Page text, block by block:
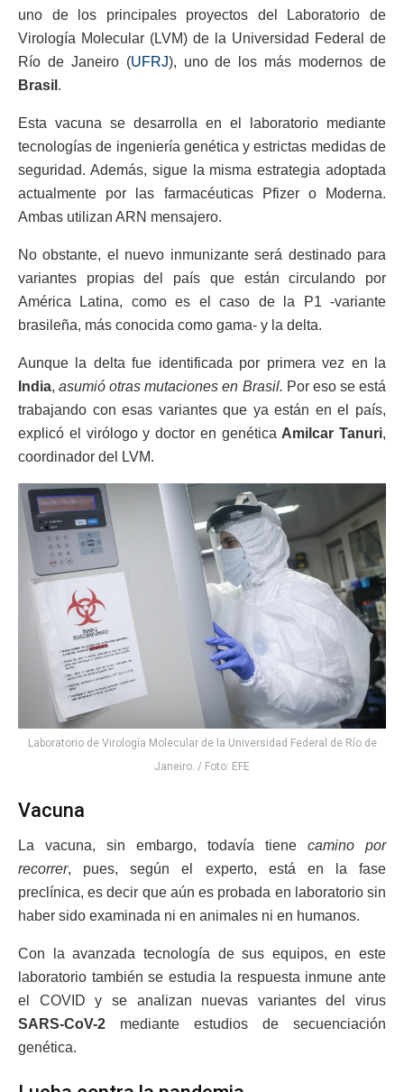
uno de los principales proyectos del Laboratorio de
Virología Molecular (LVM) de la Universidad Federal de
Río de Janeiro (UFRJ), uno de los más modernos de
Brasil .
Esta vacuna se desarrolla en el laboratorio mediante
tecnologías de ingeniería genética y estrictas medidas de
seguridad. Además, sigue la misma estrategia adoptada
actualmente por las farmacéuticas Pfizer o Moderna.
Ambas utilizan ARN mensajero.
No obstante, el nuevo inmunizante será destinado para
variantes propias del país que están circulando por
América Latina, como es el caso de la P1 -variante
brasileña, más conocida como gama- y la delta.
Aunque la delta fue identificada por primera vez en la
India,asumió otras mutaciones en Brasil. Por eso se está
trabajando con esas variantes que ya están en el país,
explicó el virólogo y doctor en genética Amilcar Tanuri,
coordinador del LVM.
Laboratorio de Virología Molecular de la Universidad Federal de Río de
Janeiro. / Foto: EFE
Vacuna
La vacuna, sin embargo, todavía tiene camino por
recorrer, pues, según el experto, está en la fase
preclínica, es decir que aún es probada en laboratorio sin
haber sido examinada ni en animales ni en humanos.
Con la avanzada tecnología de sus equipos, en este
laboratorio también se estudia la respuesta inmune ante
el COVID y se analizan nuevas variantes del virus
SARS-CoV-2 mediante estudios de secuenciación
genética.